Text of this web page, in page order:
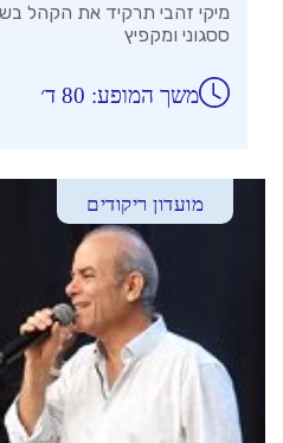
מיקי זהבי תרקיד את הקהל
ססגוני ומקפיץ
משך המופע: 80 ד׳
מועדון ריקודים